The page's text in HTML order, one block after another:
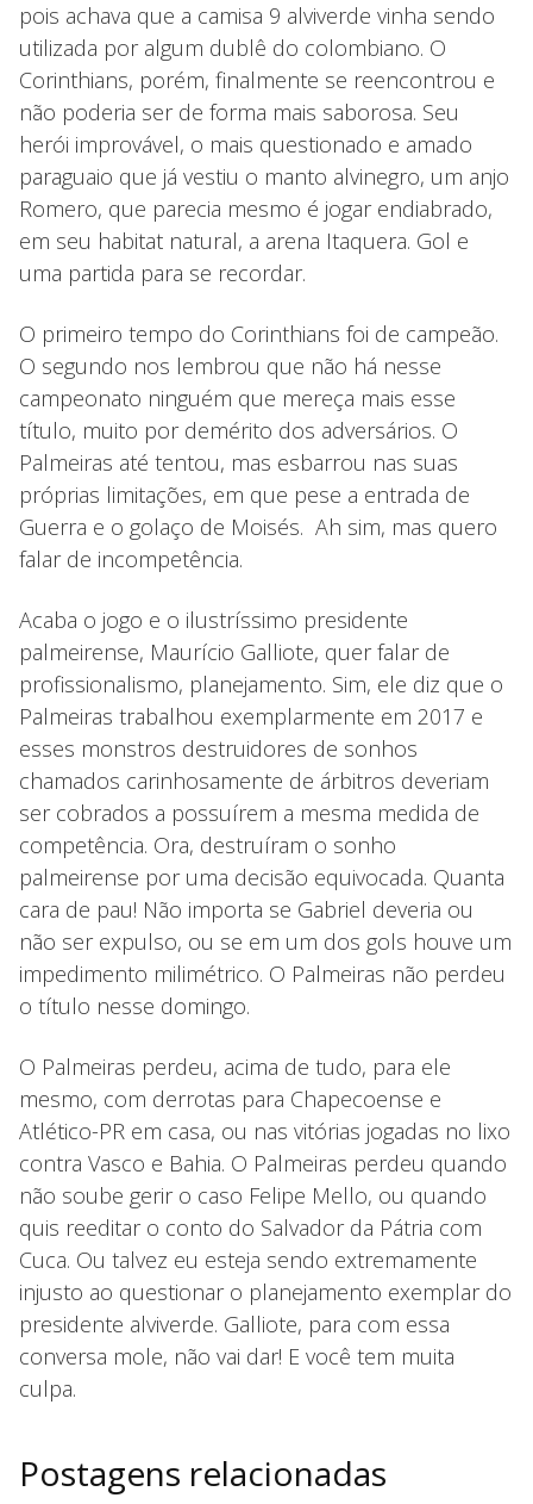
pois achava que a camisa 9 alviverde vinha sendo
utilizada por algum dublê do colombiano. O
Corinthians, porém, finalmente se reencontrou e
não poderia ser de forma mais saborosa. Seu
herói improvável, o mais questionado e amado
paraguaio que já vestiu o manto alvinegro, um anjo
Romero, que parecia mesmo é jogar endiabrado,
em seu habitat natural, a arena Itaquera. Gol e
uma partida para se recordar.
O primeiro tempo do Corinthians foi de campeão.
O segundo nos lembrou que não há nesse
campeonato ninguém que mereça mais esse
título, muito por demérito dos adversários. O
Palmeiras até tentou, mas esbarrou nas suas
próprias limitações, em que pese a entrada de
Guerra e o golaço de Moisés. Ah sim, mas quero
falar de incompetência.
Acaba o jogo e o ilustríssimo presidente
palmeirense, Maurício Galliote, quer falar de
profissionalismo, planejamento. Sim, ele diz que o
Palmeiras trabalhou exemplarmente em 2017 e
esses monstros destruidores de sonhos
chamados carinhosamente de árbitros deveriam
ser cobrados a possuírem a mesma medida de
competência. Ora, destruíram o sonho
palmeirense por uma decisão equivocada. Quanta
cara de pau! Não importa se Gabriel deveria ou
não ser expulso, ou se em um dos gols houve um
impedimento milimétrico. O Palmeiras não perdeu
o título nesse domingo.
O Palmeiras perdeu, acima de tudo, para ele
mesmo, com derrotas para Chapecoense e
Atlético-PR em casa, ou nas vitórias jogadas no lixo
contra Vasco e Bahia. O Palmeiras perdeu quando
não soube gerir o caso Felipe Mello, ou quando
quis reeditar o conto do Salvador da Pátria com
Cuca. Ou talvez eu esteja sendo extremamente
injusto ao questionar o planejamento exemplar do
presidente alviverde. Galliote, para com essa
conversa mole, não vai dar! E você tem muita
culpa.
Postagens relacionadas